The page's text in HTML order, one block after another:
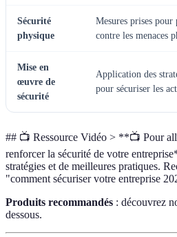
Sécurité
physique
Mesures prises pour
contre les menaces
Mise en
œuvre de
sécurité
Application des
pour sécuriser les
## 📺 Ressource Vidéo > **📺 Pour
renforcer la sécurité de votre
stratégies et de meilleures pratiques.
"comment sécuriser votre entreprise
Produits recommandés : découvrez
dessous.